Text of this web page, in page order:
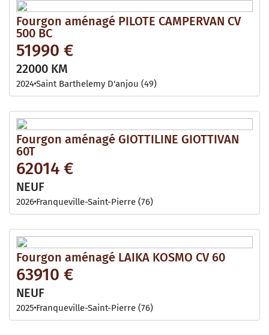
Fourgon aménagé PILOTE CAMPERVAN CV
500 BC
51990 €
22000 KM
2024Saint Barthelemy D'anjou (49)
Fourgon aménagé GIOTTILINE GIOTTIVAN
60T
62014 €
NEUF
2026 Franqueville-Saint-Pierre (76)
Fourgon aménagé LAIKA KOSMO CV 60
63910 €
NEUF
2025 Franqueville-Saint-Pierre (76)